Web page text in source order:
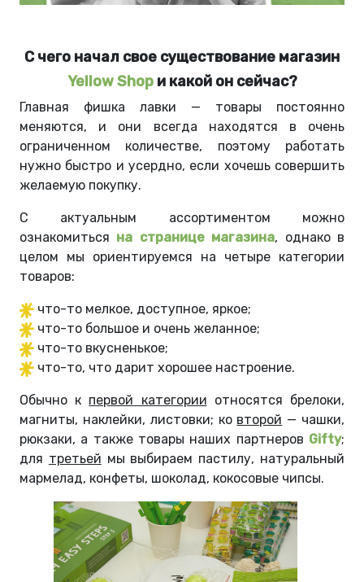
С чего начал свое существование магазин
Yellow Shopи какой он сейчас?
Главная фишка лавки — товары постоянно
меняются, и они всегда находятся в очень
ограниченном количестве, поэтому работать
нужно быстро и усердно, если хочешь совершить
желаемую покупку.
С актуальным ассортиментом можно
ознакомиться на странице магазина, однако в
целом мы ориентируемся на четыре категории
товаров:
что-то мелкое, доступное, яркое;
что-то большое и очень желанное;
что-то вкусненькое;
что-то, что дарит хорошее настроение.
Обычно к первой категории относятся брелоки,
магниты, наклейки, листовки; ко второй — чашки,
рюкзаки, а также товары наших партнеров Gifty;
для третьей мы выбираем пастилу, натуральный
мармелад, конфеты, шоколад, кокосовые чипсы.